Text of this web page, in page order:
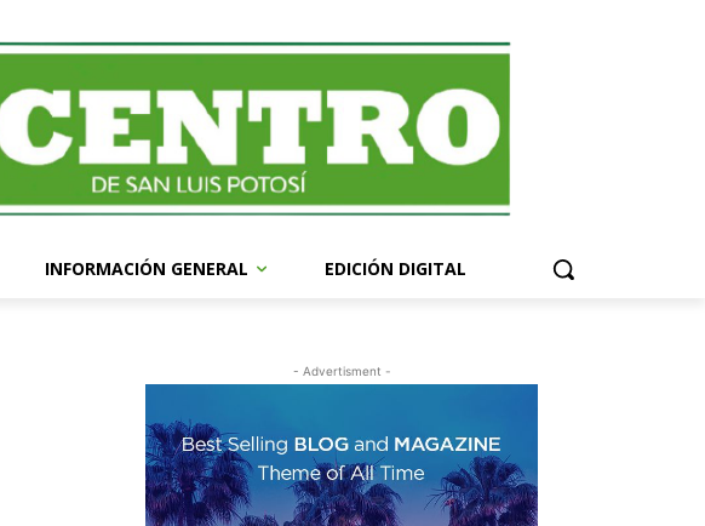
INFORMACIÓN GENERAL EDICIÓN DIGITAL
- Advertisment -